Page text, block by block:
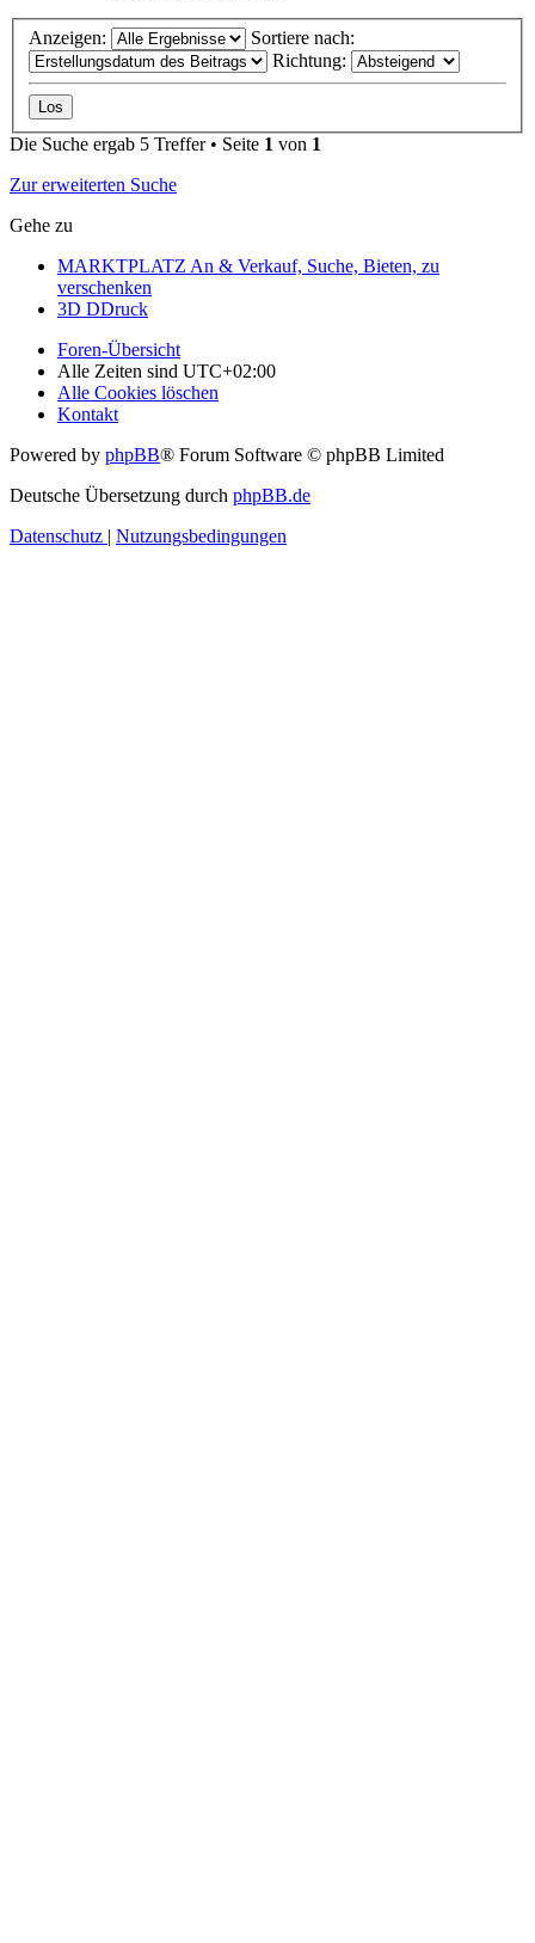
Anzeigen:
Sortiere nach:
Richtung:
Die Suche ergab 5 Treffer • Seite 1 von 1
Zur erweiterten Suche
Gehe zu
MARKTPLATZ An & Verkauf, Suche, Bieten, zu
verschenken
3D DDruck
Foren-Übersicht
Alle Zeiten sind UTC+02:00
Alle Cookies löschen
Kontakt
Powered by phpBB® Forum Software © phpBB Limited
Deutsche Übersetzung durch phpBB.de
Datenschutz | Nutzungsbedingungen